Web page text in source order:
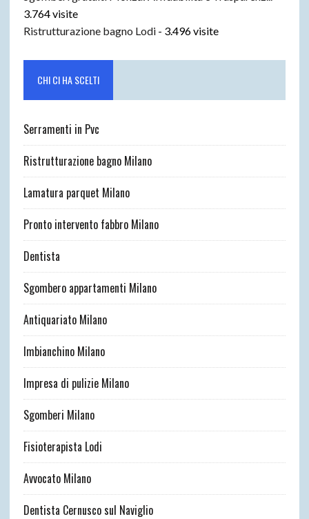
3.764 visite
Ristrutturazione bagno Lodi- 3.496 visite
CHI CI HA SCELTI
Serramenti in Pvc
Ristrutturazione bagno Milano
Lamatura parquet Milano
Pronto intervento fabbro Milano
Dentista
Sgombero appartamenti Milano
Antiquariato Milano
Imbianchino Milano
Impresa di pulizie Milano
Sgomberi Milano
Fisioterapista Lodi
Avvocato Milano
Dentista Cernusco sul Naviglio